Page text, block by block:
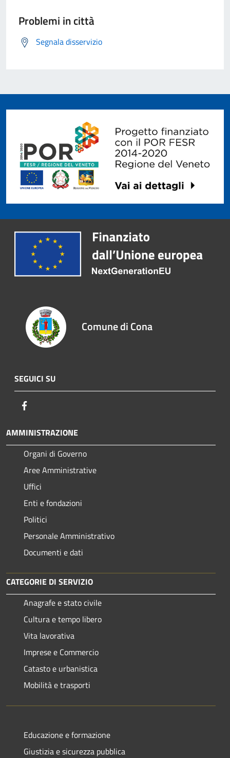
Problemi in città
Segnala disservizio
Comune di Cona
SEGUICI SU
AMMINISTRAZIONE
Organi di Governo
Aree Amministrative
Uffici
Enti e fondazioni
Politici
Personale Amministrativo
Documenti e dati
CATEGORIE DI SERVIZIO
Anagrafe e stato civile
Cultura e tempo libero
Vita lavorativa
Imprese e Commercio
Catasto e urbanistica
Mobilità e trasporti
Educazione e formazione
Giustizia e sicurezza pubblica